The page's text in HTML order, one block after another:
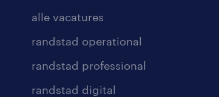
alle vacatures
randstad operational
randstad professional
randstad digital